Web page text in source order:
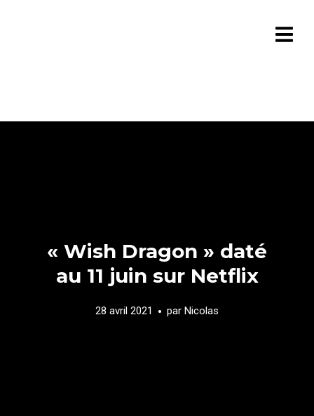
« Wish Dragon » daté
au 11 juin sur Netflix
28 avril 2021 par Nicolas